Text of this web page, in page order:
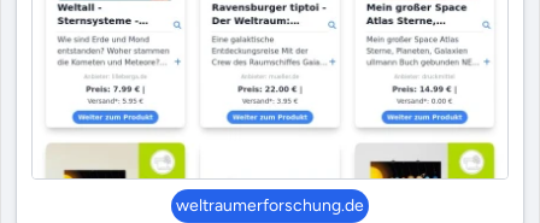
weltraumerforschung.de